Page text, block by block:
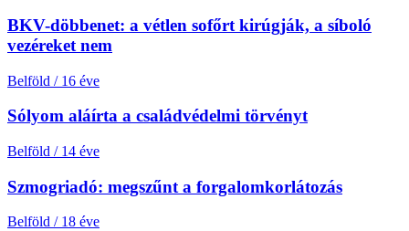
BKV-döbbenet: a vétlen sofőrt kirúgják, a síboló
vezéreket nem
Belföld / 16 éve
Sólyom aláírta a családvédelmi törvényt
Belföld / 14 éve
Szmogriadó: megszűnt a forgalomkorlátozás
Belföld / 18 éve